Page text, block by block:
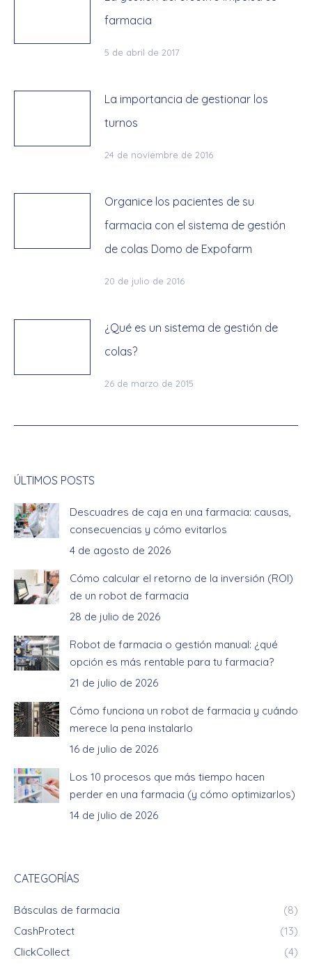
farmacia
5 de abril de 2017
La importancia de gestionar los
turnos
24 de noviembre de 2016
Organice los pacientes de su
farmacia con el sistema de gestión
de colas Domo de Expofarm
20 de julio de 2016
¿Qué es un sistema de gestión de
colas?
26 de marzo de 2015
ÚLTIMOS POSTS
Descuadres de caja en una farmacia: causas,
consecuencias y cómo evitarlos
4 de agosto de 2026
Cómo calcular el retorno de la inversión (ROI)
de un robot de farmacia
28 de julio de 2026
Robot de farmacia o gestión manual: ¿qué
opción es más rentable para tu farmacia?
21 de julio de 2026
Cómo funciona un robot de farmacia y cuándo
merece la pena instalarlo
16 de julio de 2026
Los 10 procesos que más tiempo hacen
perder en una farmacia (y cómo optimizarlos)
14 de julio de 2026
CATEGORÍAS
Básculas de farmacia
(8)
CashProtect
(13)
ClickCollect
(4)